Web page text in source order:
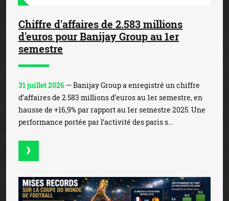
Chiffre d'affaires de 2.583 millions
d'euros pour Banijay Group au 1er
semestre
31 juillet 2026 — Banijay Group a enregistré un chiffre
d’affaires de 2.583 millions d’euros au 1er semestre, en
hausse de +16,9% par rapport au 1er semestre 2025. Une
performance portée par l’activité des paris s...